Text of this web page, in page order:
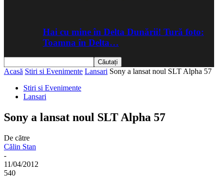
Hai cu mine în Delta Dunării! Tură foto:
Toamna în Delta…
Acasă Stiri si Evenimente Lansari Sony a lansat noul SLT Alpha 57
Stiri si Evenimente
Lansari
Sony a lansat noul SLT Alpha 57
De către
Călin Stan
-
11/04/2012
540